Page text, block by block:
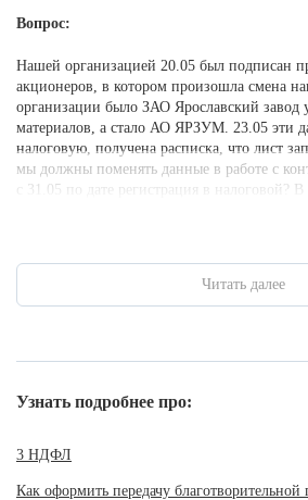
Вопрос:
Нашей организацией 20.05 был подписан
акционеров, в котором произошла смена
организации было ЗАО Ярославский завод
материалов, а стало АО ЯРЗУМ. 23.05 эти
налоговую, получена расписка, что лист
мы должны поменять данные в работе с
с 31.05 по дате регистрация в налоговой? В
Читать далее
Узнать подробнее про:
3 НДФЛ
Как оформить передачу